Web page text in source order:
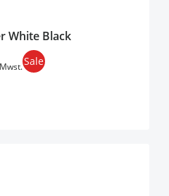
White Black
Sale